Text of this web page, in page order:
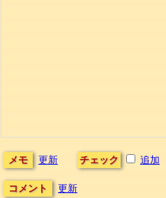
メモ 更新 チェック 追加
コメント 更新